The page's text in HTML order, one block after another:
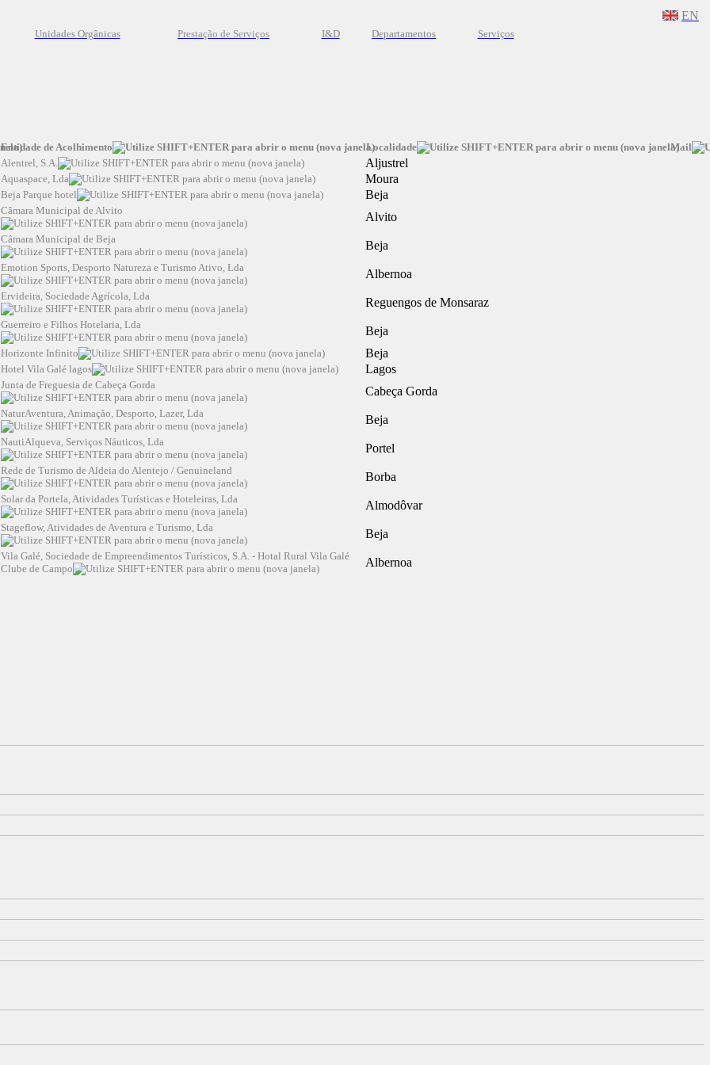
EN
Unidades Orgânicas Prestação de Serviços I&D Departamentos Serviços
Entidade de Acolhimento Localidade
Mail
Alentrel, S.A.
Aljustrel
Aquaspace, Lda Moura
Beja Parque hotel Beja
Câmara Municipal de Alvito Alvito
Câmara Municipal de Beja Beja
Emotion Sports, Desporto Natureza e Turismo Ativo, Lda Albernoa
Ervideira, Sociedade Agrícola, Lda Reguengos de Monsaraz
Guerreiro e Filhos Hotelaria, Lda Beja
Horizonte Infinito Beja
Hotel Vila Galé lagos Lagos
Junta de Freguesia de Cabeça Gorda Cabeça Gorda
NaturAventura, Animação, Desporto, Lazer, Lda Beja
NautiAlqueva, Serviços Náuticos, Lda Portel
Rede de Turismo de Aldeia do Alentejo / Genuineland Borba
Solar da Portela, Atividades Turísticas e Hoteleiras, Lda Almodôvar
Stageflow, Atividades de Aventura e Turismo, Lda Beja
Vila Galé, Sociedade de Empreendimentos Turísticos, S.A. - Hotal Rural Vila Galé
Clube de Campo
Albernoa